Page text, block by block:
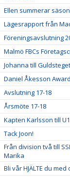
Ellen summerar
Lägesrapport från
Föreningsavslutning
Malmö FBCs
Johanna till Guldsteget
Daniel Åkesson Award
Avslutning 17-18
Årsmöte 17-18
Kapten Karlsson till
Tack Joon!
Från division två till
Marika
Bli vår HJÄLTE du